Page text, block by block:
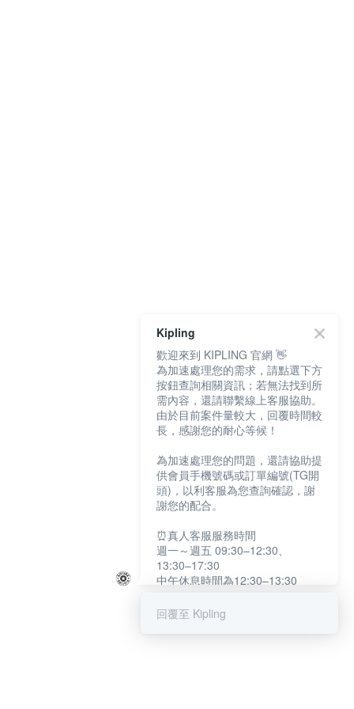
Kipling
歡迎來到 KIPLING 官網 👋
為加速處理您的需求，請點選下方
按鈕查詢相關資訊；若無法找到所
需內容，還請聯繫線上客服協助。
由於目前案件量較大，回覆時間較
長，感謝您的耐心等候！
為加速處理您的問題，還請協助提
供會員手機號碼或訂單編號(TG開
頭)，以利客服為您查詢確認，謝
謝您的配合。
⏰真人客服服務時間
週一～週五 09:30–12:30、
13:30–17:30
中午休息時間為12:30–13:30
提醒您：系統會自動已讀訊息，如
回覆至 Kipling